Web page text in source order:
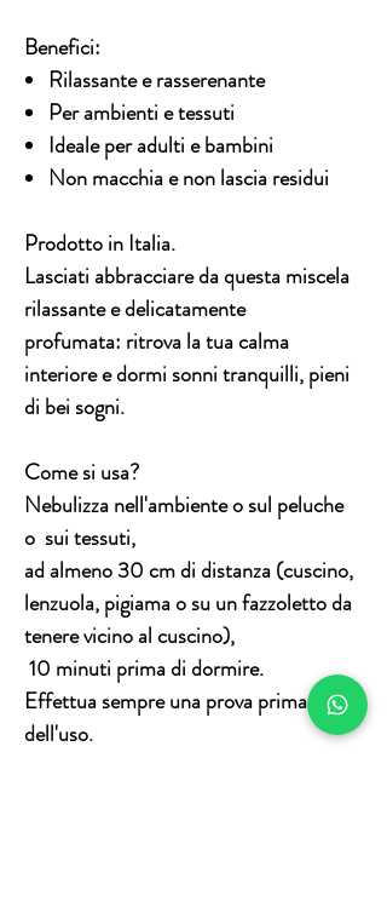
Benefici:
Rilassante e rasserenante
Per ambienti e tessuti
Ideale per adulti e bambini
Non macchia e non lascia residui
Prodotto in Italia.
Lasciati abbracciare da questa miscela
rilassante e delicatamente
profumata: ritrova la tua calma
interioreedormi sonni tranquilli, pieni
di bei sogni.
Come si usa?
Nebulizza nell'ambiente o sul peluche
o sui tessuti,
ad almeno 30 cm di distanza (cuscino,
lenzuola, pigiama o su un fazzoletto da
tenere vicino al cuscino),
10 minuti prima di dormire.
Effettua sempre una prova prima
dell'uso.